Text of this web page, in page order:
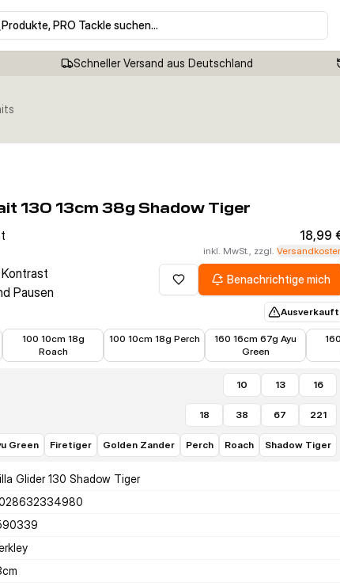
Produkte, PRO Tackle suchen…
Schneller Versand aus Deutschland
130 13cm 38g Shadow Tiger
Pausen
18,99
inkl. MwSt., zzgl.
Zur Wunschliste hinzufügen
Benachrichtige mich
Ausverkauft
100 10cm 18g
Roach
100 10cm 18g Perch
160 16cm 67g Ayu
Green
19,00
10 13 16
18 38 67 221
Green Firetiger Golden Zander Perch Roach Shadow Tiger
Glider 130 Shadow Tiger
cm